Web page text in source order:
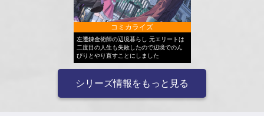
コミカライズ
左遷錬金術師の辺境暮らし 元エリートは
二度目の人生も失敗したので辺境でのん
びりとやり直すことにしました
シリーズ情報をもっと見る